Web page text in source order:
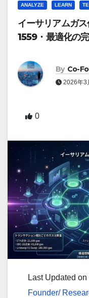
ANALYZE LEARN
イーサリアムガ
1559・最適化の
By Co-
2026年3
0
Last Updated
Founder/